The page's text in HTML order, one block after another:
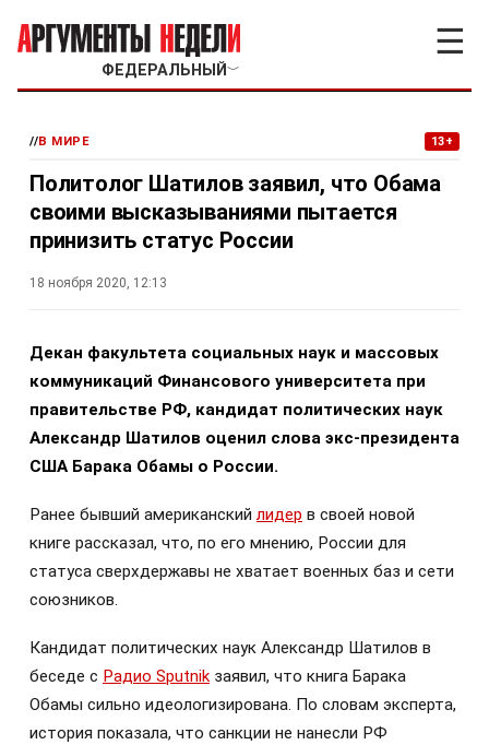
ФЕДЕРАЛЬНЫЙ ﹀
☰
//В МИРЕ 13+
Политолог Шатилов заявил, что Обама
своими высказываниями пытается
принизить статус России
18 ноября 2020, 12:13
Декан факультета социальных наук и массовых
коммуникаций Финансового университета при
правительстве РФ, кандидат политических наук
Александр Шатилов оценил слова экс-президента
США Барака Обамы о России.
Ранее бывший американский лидер в своей новой
книге рассказал, что, по его мнению, России для
статуса сверхдержавы не хватает военных баз и сети
союзников.
Кандидат политических наук Александр Шатилов в
беседе с Радио Sputnik заявил, что книга Барака
Обамы сильно идеологизирована. По словам эксперта,
история показала, что санкции не нанесли РФ